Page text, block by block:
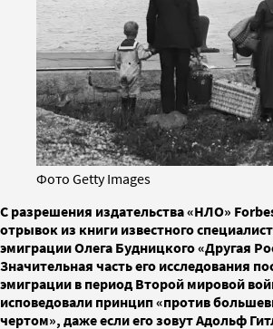
Фото Getty Images
С разрешения издательства «НЛО»
отрывок из книги известного
эмиграции Олега Будницкого «Другая
Значительная часть его исследования
эмиграции в период Второй мировой
исповедовали принцип «против
чертом», даже если его зовут Адольф